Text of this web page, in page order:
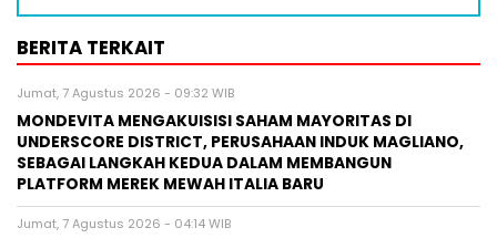
BERITA TERKAIT
Jumat, 7 Agustus 2026 - 09:32 WIB
MONDEVITA MENGAKUISISI SAHAM MAYORITAS DI
UNDERSCORE DISTRICT, PERUSAHAAN INDUK MAGLIANO,
SEBAGAI LANGKAH KEDUA DALAM MEMBANGUN
PLATFORM MEREK MEWAH ITALIA BARU
Jumat, 7 Agustus 2026 - 04:14 WIB